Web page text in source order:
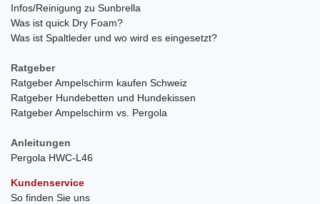
Infos/Reinigung zu Sunbrella
Was ist quick Dry Foam?
Was ist Spaltleder und wo wird es eingesetzt?
Ratgeber
Ratgeber Ampelschirm kaufen Schweiz
Ratgeber Hundebetten und Hundekissen
Ratgeber Ampelschirm vs. Pergola
Anleitungen
Pergola HWC-L46
Kundenservice
So finden Sie uns